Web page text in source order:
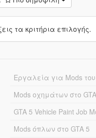
τα κριτήρια επιλογής.
Εργαλεία για Mods του
Mods οχημάτων στο
GTA 5 Vehicle Paint Job
Mods όπλων στο GTA 5